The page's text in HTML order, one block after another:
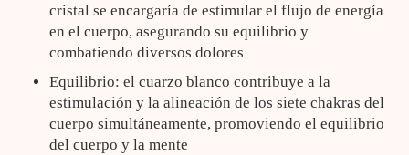
cristal se encargaría de estimular el flujo de energía
en el cuerpo, asegurando su equilibrio y
combatiendo diversos dolores
Equilibrio: el cuarzo blanco contribuye a la
estimulación y la alineación de los siete chakras del
cuerpo simultáneamente, promoviendo el equilibrio
del cuerpo y la mente